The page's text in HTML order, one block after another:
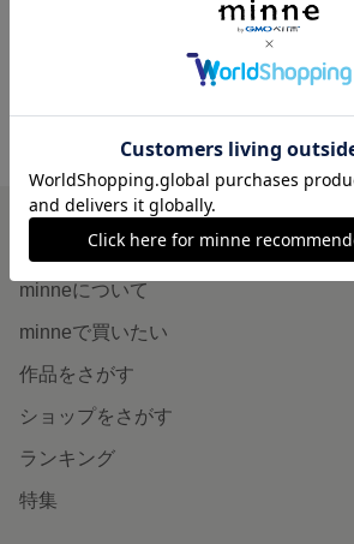
RHYAM39'S GALLERY の作品一覧
minneを知る
minneについて
minneで買いたい
作品をさがす
ショップをさがす
ランキング
特集